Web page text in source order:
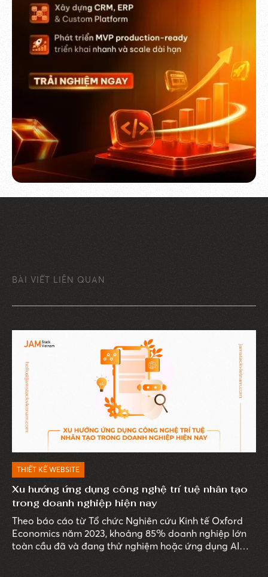
BÀI VIẾT LIÊN QUAN
THIẾT KẾ WEBSITE
Xu hướng ứng dụng công nghệ trí tuệ nhân tạo
trong doanh nghiệp hiện nay
Theo báo cáo từ Tổ chức Nghiên cứu Kinh tế Oxford
Economics năm 2023, khoảng 85% doanh nghiệp lớn
toàn cầu đã và đang thử nghiệm hoặc ứng dụng AI